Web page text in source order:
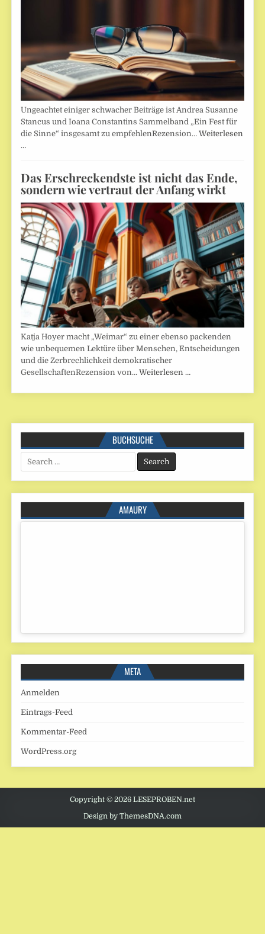
Ungeachtet einiger schwacher Beiträge ist Andrea Susanne
Stancus und Ioana Constantins Sammelband „Ein Fest für
die Sinne“ insgesamt zu empfehlenRezension…Weiterlesen
…
Das Erschreckendste ist nicht das Ende,
sondern wie vertraut der Anfang wirkt
Katja Hoyer macht „Weimar“ zu einer ebenso packenden
wie unbequemen Lektüre über Menschen, Entscheidungen
und die Zerbrechlichkeit demokratischer
GesellschaftenRezension von…Weiterlesen …
BUCHSUCHE
Search
for:
AMAURY
META
Anmelden
Eintrags-Feed
Kommentar-Feed
WordPress.org
Copyright © 2026 LESEPROBEN.net
Design by ThemesDNA.com